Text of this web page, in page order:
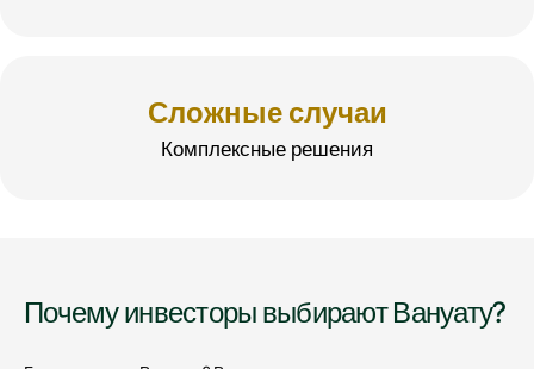
Сложные случаи
Комплексные решения
Почему инвесторы выбирают Вануату?